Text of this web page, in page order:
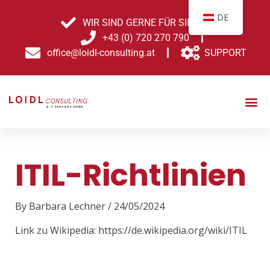
WIR SIND GERNE FÜR SIE DA!
+43 (0) 720 270 790
office@loidl-consulting.at
SUPPORT
ITIL-Richtlinien
By Barbara Lechner/ 24/05/2024
Link zu Wikipedia: https://de.wikipedia.org/wiki/ITIL
DE